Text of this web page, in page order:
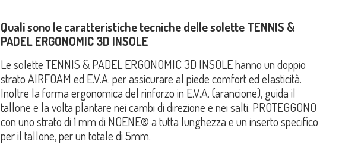
Quali sono le caratteristiche tecniche delle solette TENNIS &
PADEL ERGONOMIC 3D INSOLE
Le solette TENNIS & PADEL ERGONOMIC 3D INSOLE hanno un doppio
strato AIRFOAM ed E.V.A. per assicurare al piede comfort ed elasticità.
Inoltre la forma ergonomica del rinforzo in E.V.A. (arancione), guida il
tallone e la volta plantare nei cambi di direzione e nei salti. PROTEGGONO
con uno strato di 1 mm di NOENE® a tutta lunghezza e un inserto specifico
per il tallone, per un totale di 5mm.